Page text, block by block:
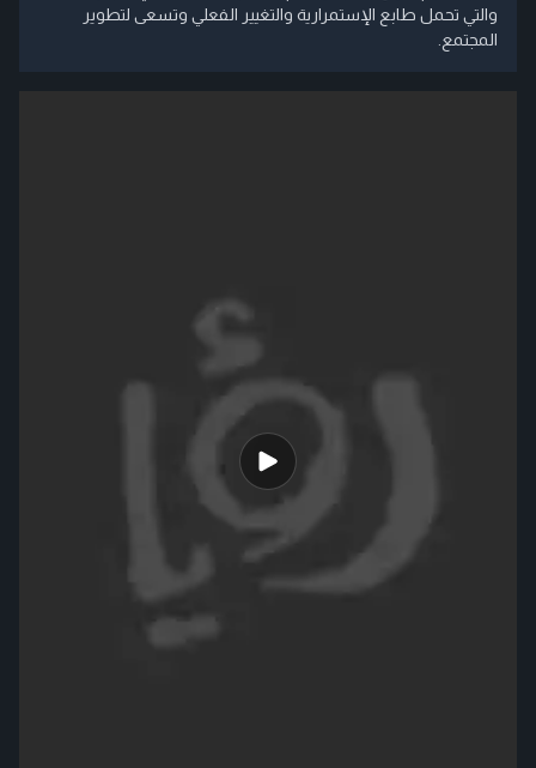
والتي تحمل طابع الإستمرارية والتغيير الفعلي وتسعى لتطوير
المجتمع.